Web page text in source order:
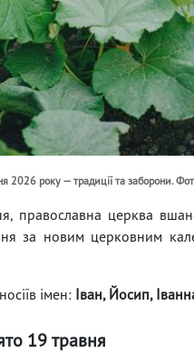
2026 року — традиції та заборони.
православна церква
за новим церковним
імен: Іван, Йосип,
19 травня